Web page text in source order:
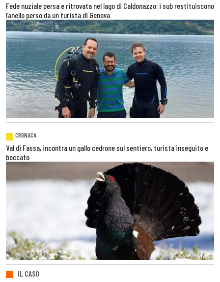
Fede nuziale persa e ritrovata nel lago di Caldonazzo: i sub restituiscono
l’anello perso da un turista di Genova
CRONACA
Val di Fassa, incontra un gallo cedrone sul sentiero, turista inseguito e
beccato
IL CASO